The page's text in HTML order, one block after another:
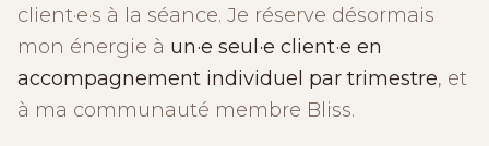
client·e·s à la séance. Je réserve désormais
mon énergie à un·e seul·e client·e en
accompagnement individuel par trimestre, et
à ma communauté membre Bliss.